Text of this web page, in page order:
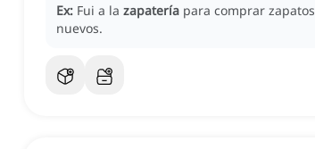
Ex: Fui a la zapatería para comprar zapatos
nuevos.